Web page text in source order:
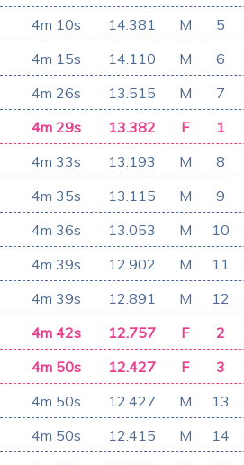
4m 10s 14.381 M 5
4m 15s 14.110 M 6
4m 26s 13.515 M 7
4m 29s 13.382 F 1
4m 33s 13.193 M 8
4m 35s 13.115 M 9
4m 36s 13.053 M 10
4m 39s 12.902 M 11
4m 39s 12.891 M 12
4m 42s 12.757 F 2
4m 50s 12.427 F 3
4m 50s 12.427 M 13
4m 50s 12.415 M 14